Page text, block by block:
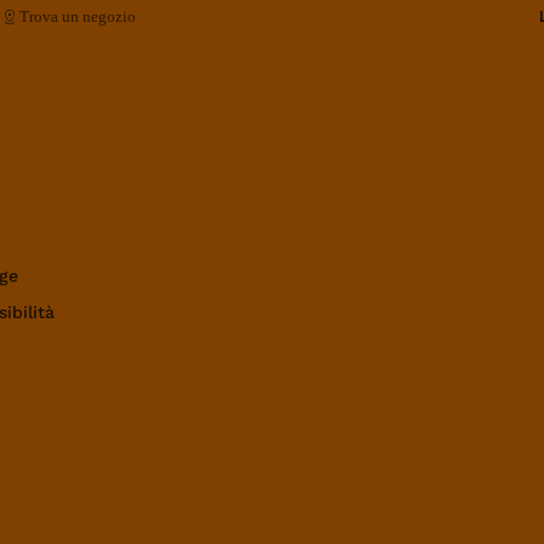
Trova un negozio